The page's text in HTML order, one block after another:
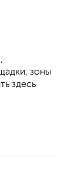
зоны
здесь